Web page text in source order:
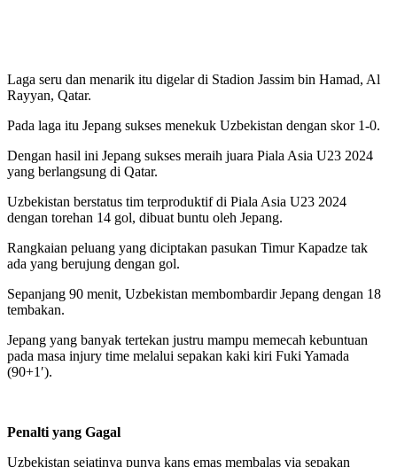
Laga seru dan menarik itu digelar di Stadion Jassim bin Hamad, Al
Rayyan, Qatar.
Pada laga itu Jepang sukses menekuk Uzbekistan dengan skor 1-0.
Dengan hasil ini Jepang sukses meraih juara Piala Asia U23 2024
yang berlangsung di Qatar.
Uzbekistan berstatus tim terproduktif di Piala Asia U23 2024
dengan torehan 14 gol, dibuat buntu oleh Jepang.
Rangkaian peluang yang diciptakan pasukan Timur Kapadze tak
ada yang berujung dengan gol.
Sepanjang 90 menit, Uzbekistan membombardir Jepang dengan 18
tembakan.
Jepang yang banyak tertekan justru mampu memecah kebuntuan
pada masa injury time melalui sepakan kaki kiri Fuki Yamada
(90+1′).
Penalti yang Gagal
Uzbekistan sejatinya punya kans emas membalas via sepakan